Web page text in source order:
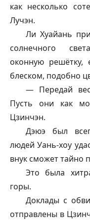
как несколько
Лучэн.
Ли Хуайань
солнечного
оконную решётку,
блеском, подобно
— Передай
Пусть они как
Цзинчэн.
Дэюэ был
людей Уань-хоу
внук сможет тайно
Это была
горы.
Доклады с
отправлены в